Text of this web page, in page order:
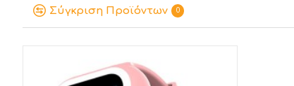
Σύγκριση Προϊόντων 0